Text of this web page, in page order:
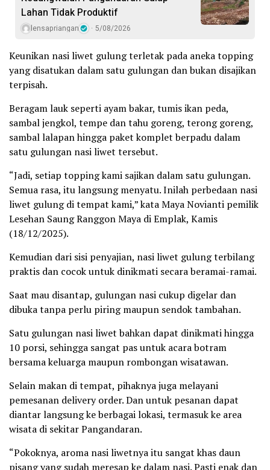
Lahan Tidak Produktif ‎
lensapriangan 5/08/2026
Keunikan nasi liwet gulung terletak pada aneka topping
yang disatukan dalam satu gulungan dan bukan disajikan
terpisah.
Beragam lauk seperti ayam bakar, tumis ikan peda,
sambal jengkol, tempe dan tahu goreng, terong goreng,
sambal lalapan hingga paket komplet berpadu dalam
satu gulungan nasi liwet tersebut.
“Jadi, setiap topping kami sajikan dalam satu gulungan.
Semua rasa, itu langsung menyatu. Inilah perbedaan nasi
liwet gulung di tempat kami,” kata Maya Novianti pemilik
Lesehan Saung Ranggon Maya di Emplak, Kamis
(18/12/2025).
Kemudian dari sisi penyajian, nasi liwet gulung terbilang
praktis dan cocok untuk dinikmati secara beramai-ramai.
Saat mau disantap, gulungan nasi cukup digelar dan
dibuka tanpa perlu piring maupun sendok tambahan.
Satu gulungan nasi liwet bahkan dapat dinikmati hingga
10 porsi, sehingga sangat pas untuk acara botram
bersama keluarga maupun rombongan wisatawan.
Selain makan di tempat, pihaknya juga melayani
pemesanan delivery order. Dan untuk pesanan dapat
diantar langsung ke berbagai lokasi, termasuk ke area
wisata di sekitar Pangandaran.
“Pokoknya, aroma nasi liwetnya itu sangat khas daun
pisang yang sudah meresap ke dalam nasi. Pasti enak dan